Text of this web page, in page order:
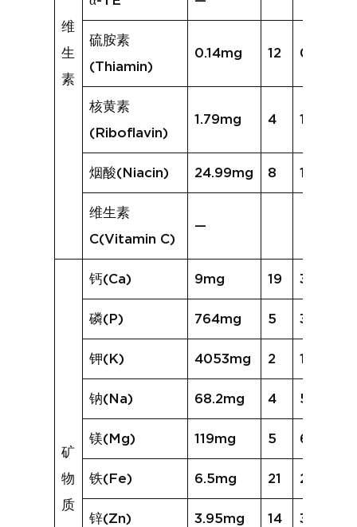
维
生
素
硫胺素
(Thiamin)
0.14mg 12 0.12mg
核黄素
(Riboflavin)
1.79mg 4 1.03mg
烟酸(Niacin) 24.99mg 8 14.59mg
维生素
C(Vitamin C)
—
矿
物
质
钙(Ca) 9mg 19 32mg
磷(P) 764mg 5 338mg
钾(K) 4053mg 2 1342mg
钠(Na) 68.2mg 4 56.4mg
镁(Mg) 119mg 5 60mg
铁(Fe) 6.5mg 21 28.8mg
锌(Zn) 3.95mg 14 3.84mg